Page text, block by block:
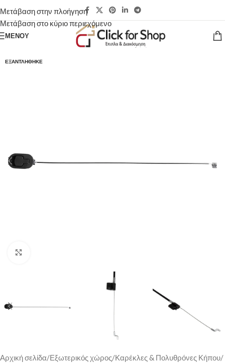
Μετάβαση στην πλοήγηση
Μετάβαση στο κύριο περιεχόμενο
ΜΕΝΟΎ
ΕΞΑΝΤΛΉΘΗΚΕ
Αρχική σελίδα/Εξωτερικός χώρος/Καρέκλες & Πολυθρόνες Κήπου/